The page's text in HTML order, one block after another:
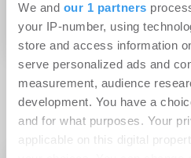
We and our 1 partners
your IP-number, using
store and access information
serve personalized ads and
measurement, audience
development. You have a
and for what purposes. Your
applicable on this digital
Impressum
Zur Website